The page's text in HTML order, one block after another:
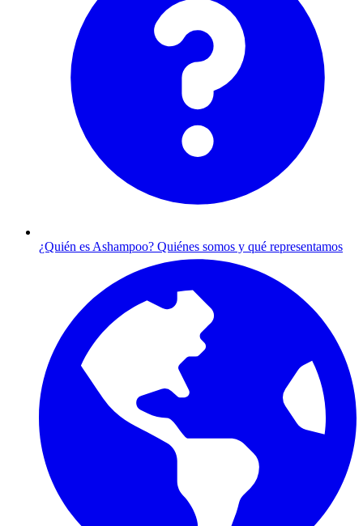
¿Quién es Ashampoo? Quiénes somos y qué representamos